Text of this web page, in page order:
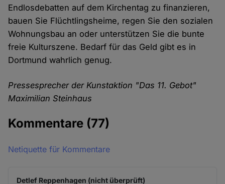
Endlosdebatten auf dem Kirchentag zu finanzieren,
bauen Sie Flüchtlingsheime, regen Sie den sozialen
Wohnungsbau an oder unterstützen Sie die bunte
freie Kulturszene. Bedarf für das Geld gibt es in
Dortmund wahrlich genug.
Pressesprecher der Kunstaktion "Das 11. Gebot"
Maximilian Steinhaus
Kommentare (77)
Netiquette für Kommentare
Detlef Reppenhagen (nicht überprüft)